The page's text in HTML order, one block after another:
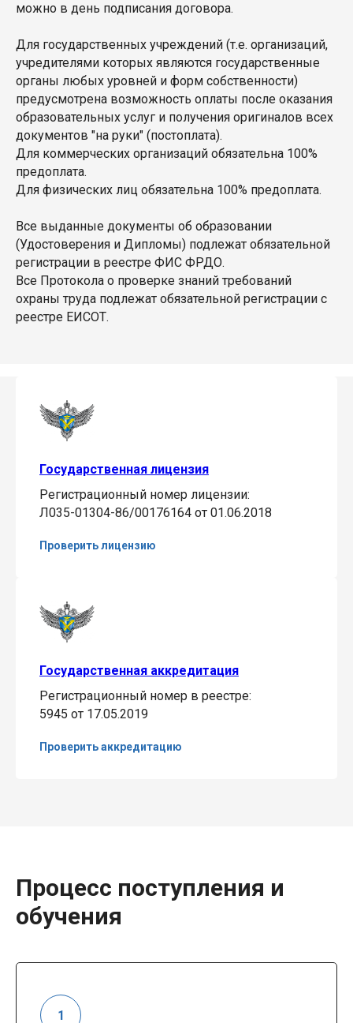
можно в день подписания договора.
Для государственных учреждений (т.е. организаций,
учредителями которых являются государственные
органы любых уровней и форм собственности)
предусмотрена возможность оплаты после оказания
образовательных услуг и получения оригиналов всех
документов "на руки" (постоплата).
Для коммерческих организаций обязательна 100%
предоплата.
Для физических лиц обязательна 100% предоплата.
Все выданные документы об образовании
(Удостоверения и Дипломы) подлежат обязательной
регистрации в реестре ФИС ФРДО.
Все Протокола о проверке знаний требований
охраны труда подлежат обязательной регистрации с
реестре ЕИСОТ.
Государственная лицензия
Регистрационный номер лицензии:
Л035-01304-86/00176164 от 01.06.2018
Проверить лицензию
Государственная аккредитация
Регистрационный номер в реестре:
5945 от 17.05.2019
Проверить аккредитацию
Процесс поступления и
обучения